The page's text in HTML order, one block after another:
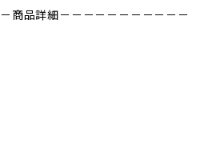
商品詳細－－－－－－－－－－－